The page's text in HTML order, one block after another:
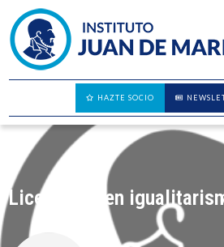
HAZTE SOCIO
Licenciado en